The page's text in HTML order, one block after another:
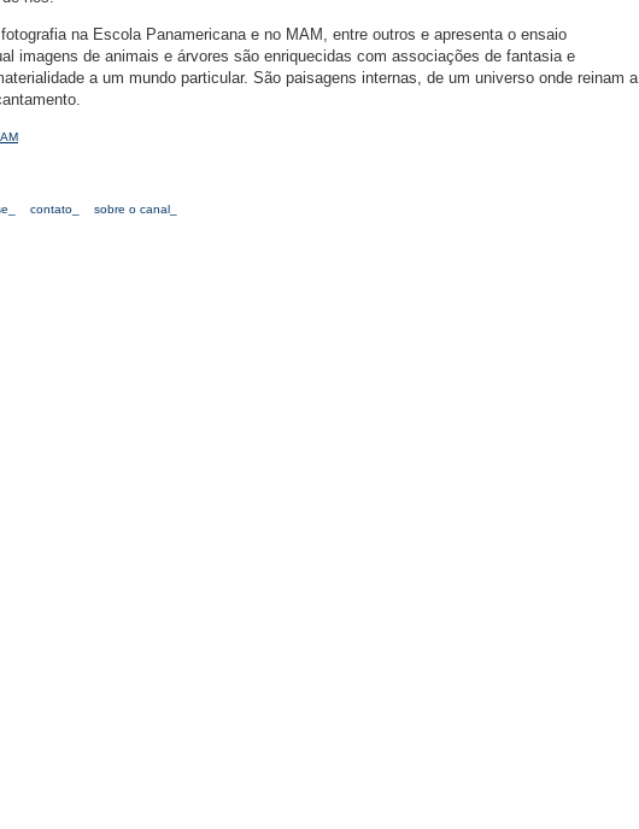
na Escola Panamericana e no MAM, entre outros e apresenta o ensaio
imagens de animais e árvores são enriquecidas com associações de fantasia e
a um mundo particular. São paisagens internas, de um universo onde reinam a
contato_ sobre o canal_